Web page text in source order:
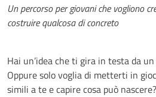
Un percorso per giovani che vogliono
costruire qualcosa di concreto
Hai un’idea che ti gira in testa da un
Oppure solo voglia di metterti in
simili a te e capire cosa può nascere?